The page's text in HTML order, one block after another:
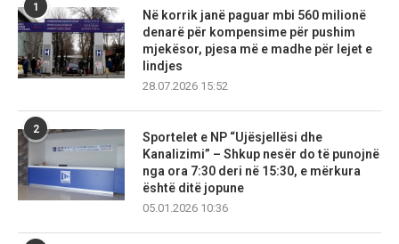
1
Në korrik janë paguar mbi 560 milionë
denarë për kompensime për pushim
mjekësor, pjesa më e madhe për lejet e
lindjes
28.07.2026 15:52
2
Sportelet e NP “Ujësjellësi dhe
Kanalizimi” – Shkup nesër do të punojnë
nga ora 7:30 deri në 15:30, e mërkura
është ditë jopune
05.01.2026 10:36